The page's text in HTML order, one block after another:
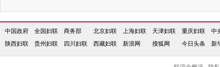
中国政府 全国妇联 商务部 北京妇联 上海妇联 天津妇联 重庆妇联
中
陕西妇联
贵州妇联 四川妇联 西藏妇联 新浪网 搜狐网 今日头条 新